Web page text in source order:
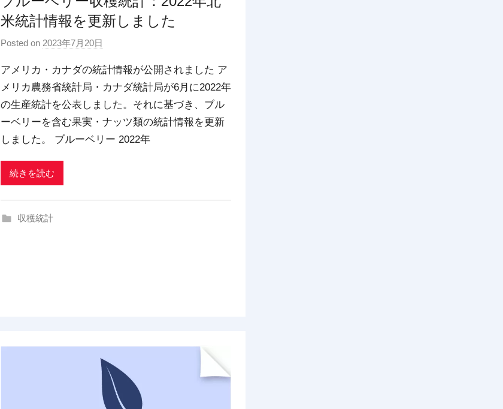
米統計情報を更新しました
Posted on 2023年7月20日
p
d
x
t
r
アメリカ・カナダの統計情報が公開されました ア
メリカ農務省統計局・カナダ統計局が6月に2022年
の生産統計を公表しました。それに基づき、ブル
ーベリーを含む果実・ナッツ類の統計情報を更新
しました。 ブルーベリー 2022年
続きを読む
収穫統計